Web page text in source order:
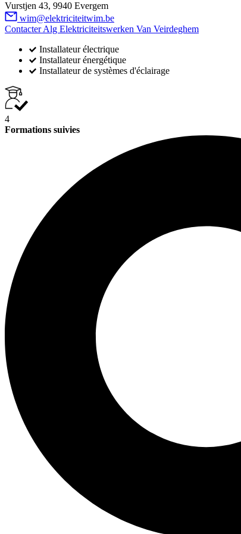
Vurstjen 43, 9940 Evergem
wim@elektriciteitwim.be
Contacter Alg Elektriciteitswerken Van Veirdeghem
Installateur électrique
Installateur énergétique
Installateur de systèmes d'éclairage
4
Formations suivies